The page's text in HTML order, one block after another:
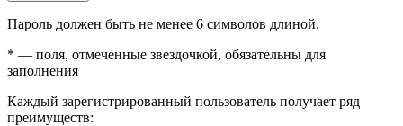
Пароль должен быть не менее 6 символов длиной.
* — поля, отмеченные звездочкой, обязательны для
заполнения
Каждый зарегистрированный пользователь получает ряд
преимуществ: